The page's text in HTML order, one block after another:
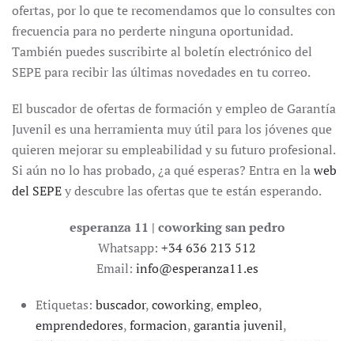
ofertas, por lo que te recomendamos que lo consultes con
frecuencia para no perderte ninguna oportunidad.
También puedes suscribirte al boletín electrónico del
SEPE para recibir las últimas novedades en tu correo.
El buscador de ofertas de formación y empleo de Garantía
Juvenil es una herramienta muy útil para los jóvenes que
quieren mejorar su empleabilidad y su futuro profesional.
Si aún no lo has probado, ¿a qué esperas? Entra en laweb
del SEPEy descubre las ofertas que te están esperando.
esperanza 11 | coworking san pedro
Whatsapp: +34 636 213 512
Email: info@esperanza11.es
Etiquetas: buscador,coworking,empleo,
emprendedores,formacion,garantia juvenil,